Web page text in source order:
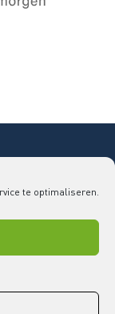
te optimaliseren.
|079 - 32
statement